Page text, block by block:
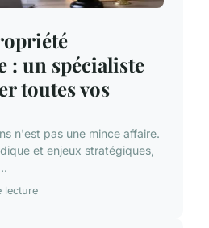
: un spécialiste
toutes vos
n'est pas une mince affaire.
et enjeux stratégiques,
lecture